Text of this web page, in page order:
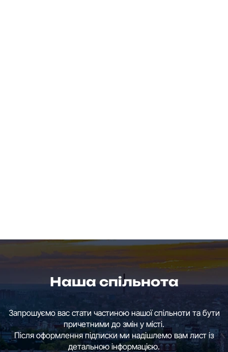
Наша спільнота
Запрошуємо вас стати частиною нашої спільноти та бути
причетними до змін у місті.
Після оформлення підписки ми надішлемо вам лист із
детальною інформацією.